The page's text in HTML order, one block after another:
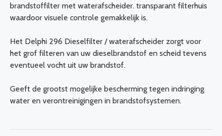
brandstoffilter met waterafscheider. transparant filterhuis
waardoor visuele controle gemakkelijk is.
Het Delphi 296 Dieselfilter / waterafscheider zorgt voor
het grof filteren van uw dieselbrandstof en scheid tevens
eventueel vocht uit uw brandstof.
Geeft de grootst mogelijke bescherming tegen indringing
water en verontreinigingen in brandstofsystemen.